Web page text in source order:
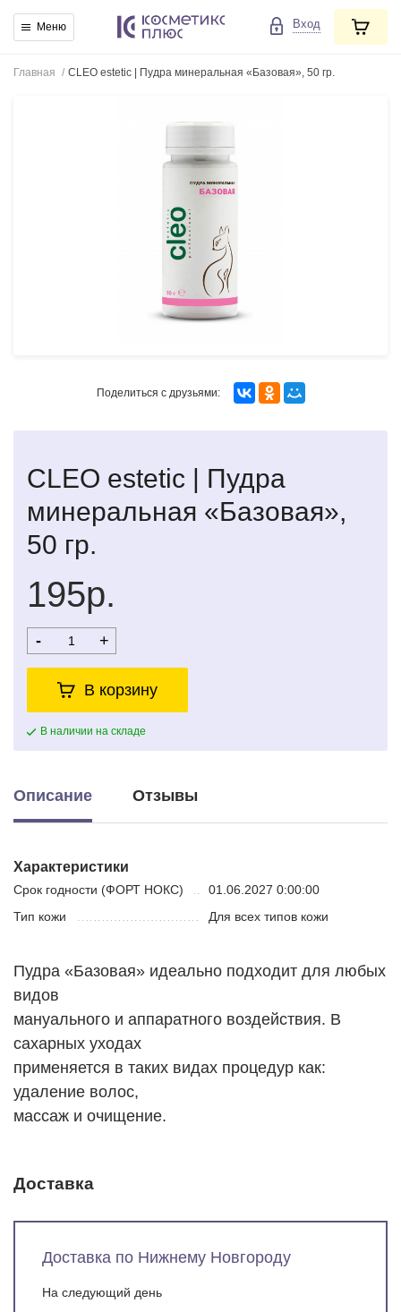
Меню Вход
Главная / CLEO estetic | Пудра минеральная «Базовая», 50 гр.
Поделиться с друзьями:
CLEO estetic | Пудра
минеральная «Базовая»,
50 гр.
195р.
- +
В корзину
В наличии на складе
Описание Отзывы
Характеристики
Срок годности (ФОРТ НОКС)
01.06.2027 0:00:00
Тип кожи
Для всех типов кожи
Пудра «Базовая» идеально подходит для любых
видов
мануального и аппаратного воздействия. В
сахарных уходах
применяется в таких видах процедур как:
удаление волос,
массаж и очищение.
Доставка
Доставка по Нижнему Новгороду
На следующий день